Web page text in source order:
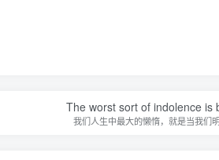
The worst sort of indolence is
我们人生中最大的懒惰，就是当我们